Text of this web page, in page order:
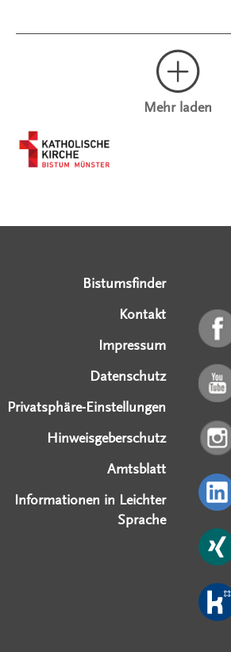
Mehr laden
Bistumsfinder
Kontakt
Impressum
Datenschutz
Privatsphäre-Einstellungen
Hinweisgeberschutz
Amtsblatt
Informationen in Leichter
Sprache